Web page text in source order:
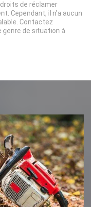
droits de réclamer
Cependant, il n’a aucun
Contactez
genre de situation à